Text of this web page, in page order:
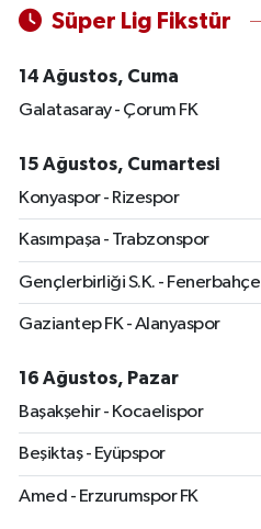
Süper Lig Fikstür
14 Ağustos, Cuma
Galatasaray - Çorum FK
15 Ağustos, Cumartesi
Konyaspor - Rizespor
Kasımpaşa - Trabzonspor
Gençlerbirliği S.K. - Fenerbahçe
Gaziantep FK - Alanyaspor
16 Ağustos, Pazar
Başakşehir - Kocaelispor
Beşiktaş - Eyüpspor
Amed - Erzurumspor FK